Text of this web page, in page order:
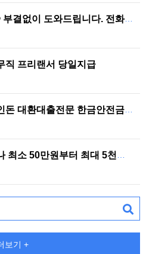
❤️무직자/저신용/연체자❤️ 부결없이 도와드립니다. 전화한통으로 당일즉시…
직 프리랜서 당일지급
보기 +